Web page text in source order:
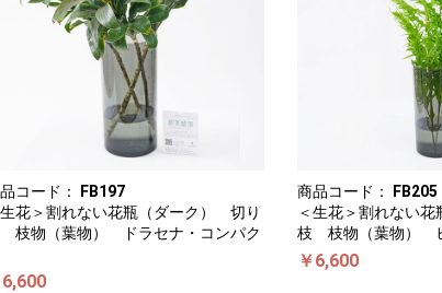
コード：
FB197
生花＞割れない花瓶（ダーク） 切り
枝物（葉物） ドラセナ・コンパク
6,600
商品コード：
FB205
＜生花＞割れない
枝 枝物（葉物）
￥6,600